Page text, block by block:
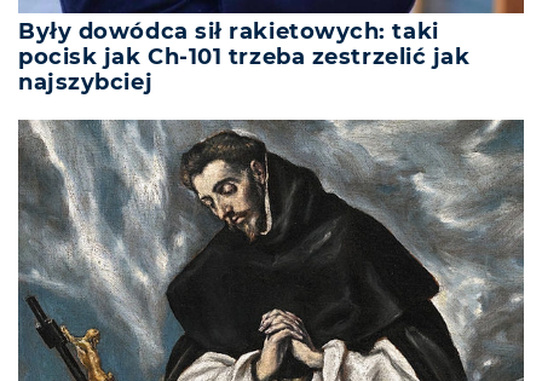
Były dowódca sił rakietowych: taki
pocisk jak Ch-101 trzeba zestrzelić jak
najszybciej